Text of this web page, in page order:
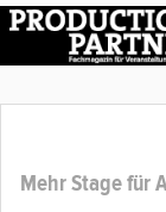
Mehr Stage für